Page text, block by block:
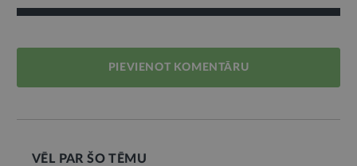
PIEVIENOT KOMENTĀRU
VĒL PAR ŠO TĒMU